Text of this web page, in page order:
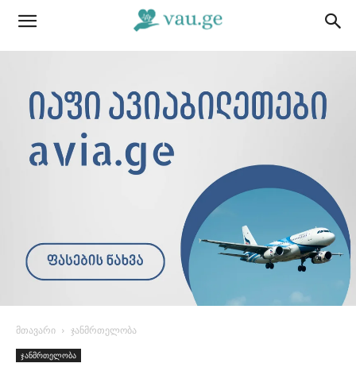
მთავარი ჯანმრთელობა
ჯანმრთელობა